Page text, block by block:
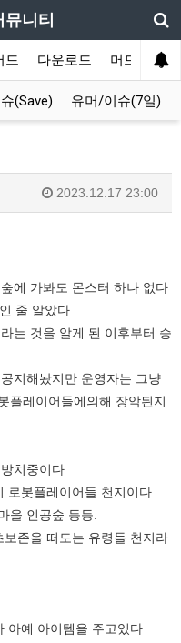
니티
드 다운로드 머드 잡담
(Save) 유머/이슈(7일)
2023.12.17 23:00
에 가봐도 몬스터 하나 없다
줄 알았다
는 것을 알게 된 이후부터 승
지해놨지만 운영자는 그냥
플레이어들에의해 장악된지
치중이다
로봇플레이어들 천지이다
을 인공숲 등등.
존을 떠도는 유령들 천지라
아예 아이템을 주고있다